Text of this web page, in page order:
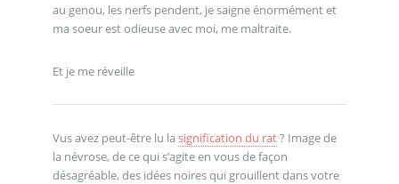
au genou, les nerfs pendent, je saigne énormément et
ma soeur est odieuse avec moi, me maltraite.
Et je me réveille
Vus avez peut-être lu la signification du rat? Image de
la névrose, de ce qui s’agite en vous de façon
désagréable, des idées noires qui grouillent dans votre